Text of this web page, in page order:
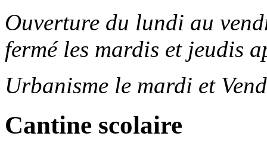
Ouverture du lundi au
fermé les mardis et jeudis
Urbanisme le mardi et
Cantine scolaire